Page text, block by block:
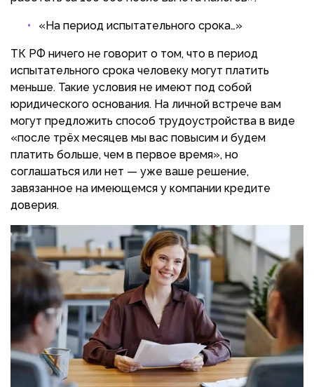
«На период испытательного срока…»
ТК РФ ничего не говорит о том, что в период
испытательного срока человеку могут платить
меньше. Такие условия не имеют под собой
юридического основания. На личной встрече вам
могут предложить способ трудоустройства в виде
«после трёх месяцев мы вас повысим и будем
платить больше, чем в первое время», но
соглашаться или нет — уже ваше решение,
завязанное на имеющемся у компании кредите
доверия.